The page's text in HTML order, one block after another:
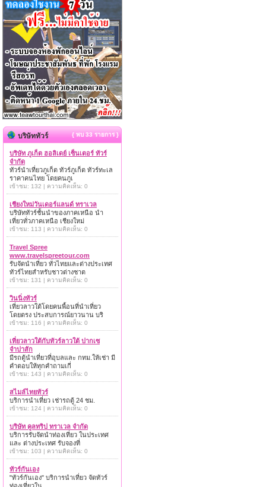
บริษัททัวร์ { พบ 33 รายการ }
บริษัท ภูเก็ต ฮอลิเดย์ เซ็นเตอร์ ทัวร์
จำกัด
ทัวร์นำเที่ยวภูเก็ต ทัวร์ภูเก็ต ทัวร์ทะเล
ราคาคนไทย โดยคนภูเ
เข้าชม: 132 | ความคิดเห็น: 0
เชียงใหม่วันเดอร์แลนด์ ทราเวล
บริษัททัวร์ชั้นนำของภาคเหนือ นำ
เที่ยวทั่วภาคเหนือ เชียงใหม่
เข้าชม: 113 | ความคิดเห็น: 0
Travel Spree
www.travelspreetour.com
รับจัดนำเที่ยว ทั่วไทยและต่างประเทศ
ทัวร์ไทยสำหรับชาวต่างชาต
เข้าชม: 131 | ความคิดเห็น: 0
วินนิ่งทัวร์
เที่ยวลาวใต้โดยคนพื้อนที่นำเที่ยว
โดยตรง ประสบการณ์ยาวนาน บริ
เข้าชม: 116 | ความคิดเห็น: 0
เที่ยวลาวใต้กับทัวร์ลาวใต้ ปากเซ
จำปาสัก
มีรถตู้นำเที่ยวที่อุบลและ กทม.ให้เช่า มี
คำตอบให้ทุกคำถามเกี่
เข้าชม: 143 | ความคิดเห็น: 0
สไมล์ไทยทัวร์
บริการนำเที่ยว เช่ารถตู้ 24 ชม.
เข้าชม: 124 | ความคิดเห็น: 0
บริษัท คูลทริป ทราเวล จำกัด
บริการรับจัดนำท่องเที่ยว ในประเทศ
และ ต่างประเทศ รับจองที่
เข้าชม: 103 | ความคิดเห็น: 0
ทัวร์กันเอง
"ทัวร์กันเอง" บริการนำเที่ยว จัดทัวร์